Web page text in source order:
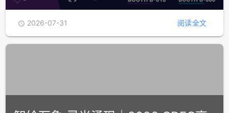
 2026-07-31 阅读全文